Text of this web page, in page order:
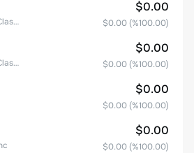
Alphabet Inc. Class A Common Stock
$0.00
$0.00 (%100.00)
Alphabet Inc. Class C Capital Stock
$0.00
$0.00 (%100.00)
$0.00
$0.00 (%100.00)
$0.00
$0.00 (%100.00)